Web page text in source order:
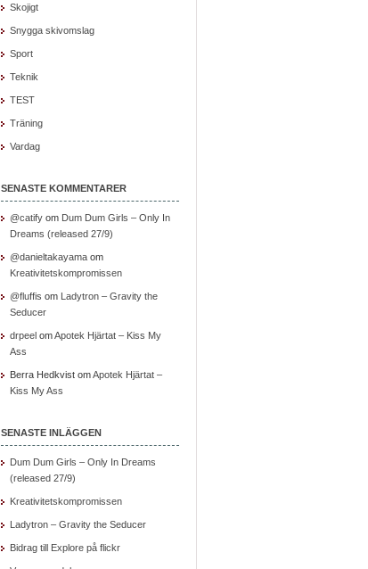
Skojigt
Snygga skivomslag
Sport
Teknik
TEST
Träning
Vardag
SENASTE KOMMENTARER
@catify om Dum Dum Girls – Only In
Dreams (released 27/9)
@danieltakayama om
Kreativitetskompromissen
@fluffis om Ladytron – Gravity the
Seducer
drpeel omApotek Hjärtat – Kiss My
Ass
Berra Hedkvist omApotek Hjärtat –
Kiss My Ass
SENASTE INLÄGGEN
Dum Dum Girls – Only In Dreams
(released 27/9)
Kreativitetskompromissen
Ladytron – Gravity the Seducer
Bidrag till Explore på flickr